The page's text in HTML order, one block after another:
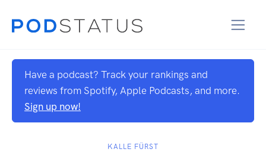
Have a podcast? Track your rankings and
reviews from Spotify, Apple Podcasts, and more.
Sign up now!
KALLE FÜRST